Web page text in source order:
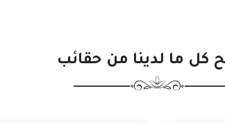
كل ما لدينا من حقائب